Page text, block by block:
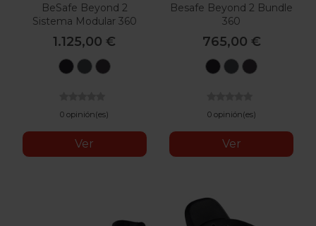
BeSafe Beyond 2
Sistema Modular 360
1.125,00 €
BlackAnthracite
Dark
0 opinión(es)
Ver
Besafe Beyond 2 Bundle
360
765,00 €
BlackAnthracite
0 opinión(es)
Ver